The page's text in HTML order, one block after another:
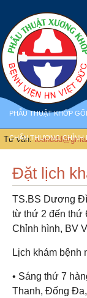
PHẪU THUẬT KHỚP GỐI
CHẤN THƯƠNG CHỈNH
Tư vấn:
Đặt lịch
TS.BS Dương
từ thứ 2 đến thứ
Chỉnh hình, BV
Lịch khám bệnh
• Sáng thứ 7
Thanh, Đống